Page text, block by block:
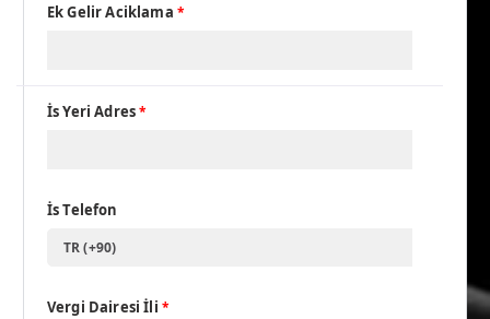
Ek Gelir Aciklama *
İs Yeri Adres*
İs Telefon
TR (+90)
Vergi Dairesi İli *